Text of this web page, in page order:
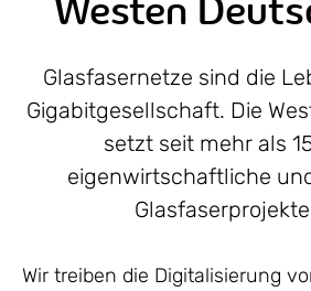
Glasfasernetze sind die
Gigabitgesellschaft. Die
setzt seit mehr als
eigenwirtschaftliche
Wir treiben die Digitalisierung